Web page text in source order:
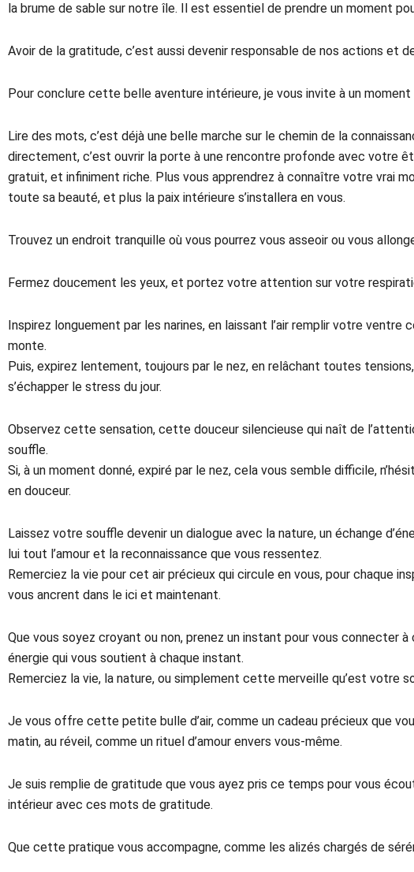
la brume de sable sur notre île. Il est essentiel de prendre un moment
Avoir de la gratitude, c’est aussi devenir responsable de nos actions et
Pour conclure cette belle aventure intérieure, je vous invite à un
Lire des mots, c’est déjà une belle marche sur le chemin de la
directement, c’est ouvrir la porte à une rencontre profonde avec votre
gratuit, et infiniment riche. Plus vous apprendrez à connaître votre vrai
toute sa beauté, et plus la paix intérieure s’installera en vous.
Trouvez un endroit tranquille où vous pourrez vous asseoir ou vous
Fermez doucement les yeux, et portez votre attention sur votre
Inspirez longuement par les narines, en laissant l’air remplir votre ventre
monte.
Puis, expirez lentement, toujours par le nez, en relâchant toutes
s’échapper le stress du jour.
Observez cette sensation, cette douceur silencieuse qui naît de
souffle.
Si, à un moment donné, expiré par le nez, cela vous semble difficile,
en douceur.
Laissez votre souffle devenir un dialogue avec la nature, un échange
lui tout l’amour et la reconnaissance que vous ressentez.
Remerciez la vie pour cet air précieux qui circule en vous, pour chaque
vous ancrent dans le ici et maintenant.
Que vous soyez croyant ou non, prenez un instant pour vous connecter
énergie qui vous soutient à chaque instant.
Remerciez la vie, la nature, ou simplement cette merveille qu’est votre
Je vous offre cette petite bulle d’air, comme un cadeau précieux que
matin, au réveil, comme un rituel d’amour envers vous-même.
Je suis remplie de gratitude que vous ayez pris ce temps pour vous
intérieur avec ces mots de gratitude.
Que cette pratique vous accompagne, comme les alizés chargés de